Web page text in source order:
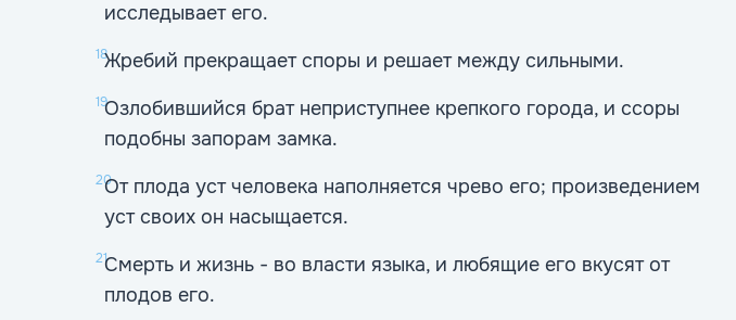
исследывает его.
18Жребий прекращает споры и решает между сильными.
19Озлобившийся брат неприступнее крепкого города, и ссоры
подобны запорам замка.
20От плода уст человека наполняется чрево его; произведением
уст своих он насыщается.
21Смерть и жизнь - во власти языка, и любящие его вкусят от
плодов его.